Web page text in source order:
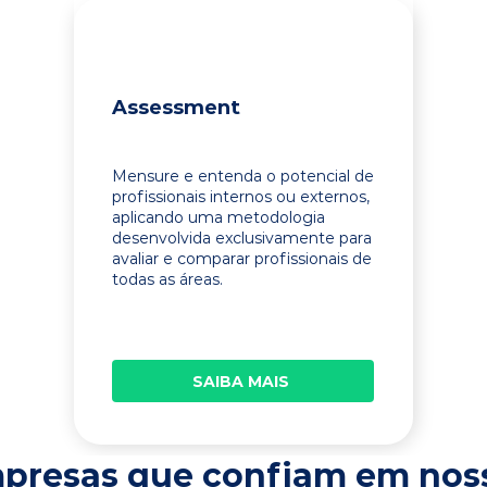
Assessment
Mensure e entenda o potencial de
profissionais internos ou externos,
aplicando uma metodologia
desenvolvida exclusivamente para
avaliar e comparar profissionais de
todas as áreas.
SAIBA MAIS
que confiam em